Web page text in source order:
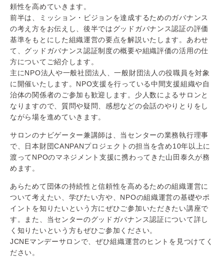
頼性を高めていきます。
前半は、ミッション・ビジョンを達成するためのガバナンス
の考え方をお伝えし、後半ではグッドガバナンス認証の評価
基準をもとにした組織運営の要点を解説いたします。あわせ
て、グッドガバナンス認証制度の概要や組織評価の活用の仕
方についてご紹介します。
主にNPO法人や一般社団法人、一般財団法人の役職員を対象
に開催いたします。NPO支援を行っている中間支援組織や自
治体の関係者のご参加も歓迎します。少人数によるサロンと
なりますので、質問や疑問、感想などの会話のやりとりをし
ながら場を進めていきます。
サロンのナビゲーター兼講師は、当センターの業務執行理事
で、日本財団CANPANプロジェクトの担当を含め10年以上に
渡ってNPOのマネジメント支援に携わってきた山田泰久が務
めます。
あらためて団体の持続性と信頼性を高めるための組織運営に
ついて考えたい、学びたい方や、NPOの組織運営の基礎やポ
イントを知りたいという方にぜひご参加いただきたい講座で
す。また、当センターのグッドガバナンス認証について詳し
く知りたいという方もぜひご参加ください。
JCNEマンデーサロンで、ぜひ組織運営のヒントを見つけてく
ださい。